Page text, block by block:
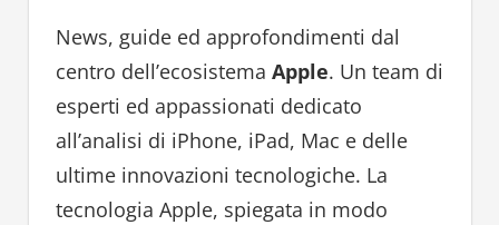
News, guide ed approfondimenti dal
centro dell’ecosistema Apple. Un team di
esperti ed appassionati dedicato
all’analisi di iPhone, iPad, Mac e delle
ultime innovazioni tecnologiche. La
tecnologia Apple, spiegata in modo